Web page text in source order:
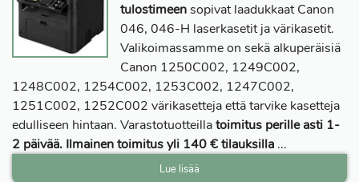
tulostimeensopivat laadukkaat Canon
046, 046-H laserkasetit ja värikasetit.
Valikoimassamme on sekä alkuperäisiä
Canon 1250C002, 1249C002,
1248C002, 1254C002, 1253C002, 1247C002,
1251C002, 1252C002 värikasetteja että tarvike kasetteja
edulliseen hintaan. Varastotuotteillatoimitus perille asti 1-
2 päivää. Ilmainen toimitus yli 140 € tilauksilla ...
Lue lisää